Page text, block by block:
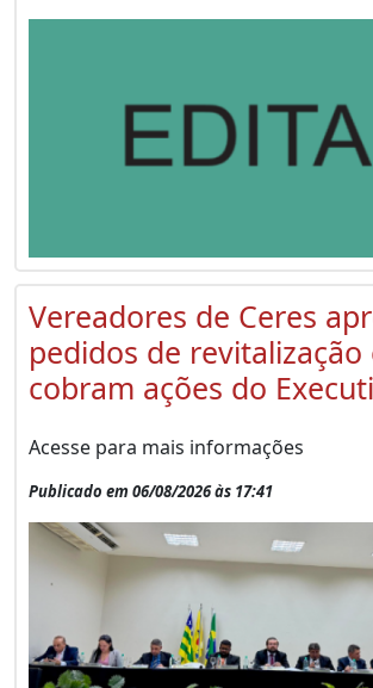
Vereadores de Ceres
pedidos de revitalização
cobram ações do
Acesse para mais informações
Publicado em 06/08/2026 às 17:41